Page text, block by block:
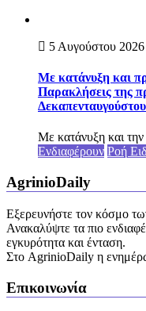
5 Αυγούστου 2026
Με κατάνυξη και
Παρακλήσεις της
Με κατάνυξη και
Ενδιαφέρουν Ροή
AgrinioDaily
Εξερευνήστε τον κόσμο
Ανακαλύψτε τα πιο
εγκυρότητα και ένταση.
Στο AgrinioDaily η
Επικοινωνία